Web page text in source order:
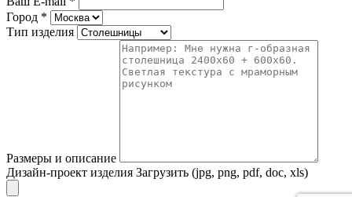
Город *
Тип изделия
Размеры и описание
Дизайн-проект изделия Загрузить (jpg, png, pdf, doc, xls)